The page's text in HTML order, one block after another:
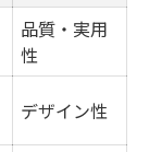
品質・実用
性
デザイン性